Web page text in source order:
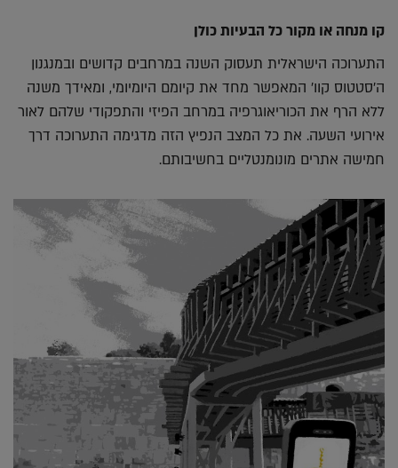
קו מנחה או מקור כל הבעיות כולן
התערוכה הישראלית תעסוק השנה במרחבים קדושים ובמנגנון
ה'סטטוס קוו' המאפשר מחד את קיומם היומיומי, ומאידך משנה
ללא הרף את הכוריאוגרפיה במרחב הפיזי והתפקודי שלהם לאור
אירועי השעה. את כל המצב הנפיץ הזה מדגימה התערוכה דרך
חמישה אתרים מונומנטליים בחשיבותם.